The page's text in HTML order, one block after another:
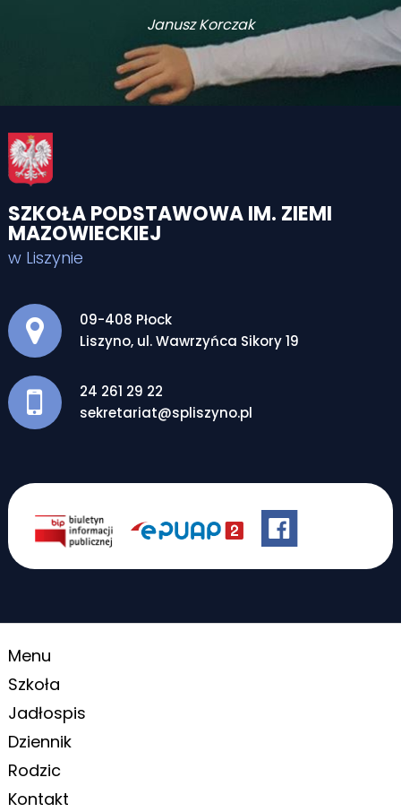
Janusz Korczak
SZKOŁA PODSTAWOWA IM. ZIEMI
MAZOWIECKIEJ
w Liszynie
Adres pocztowy:
09-408 Płock
Liszyno, ul. Wawrzyńca Sikory 19
24 261 29 22
sekretariat@spliszyno.pl
Menu
Szkoła
Jadłospis
Dziennik
Rodzic
Kontakt